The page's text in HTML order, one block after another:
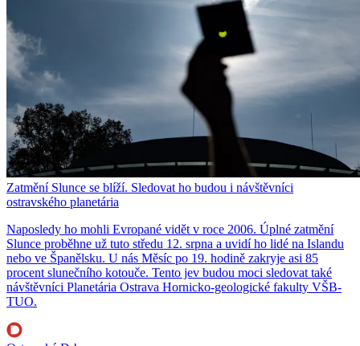
Zatmění Slunce se blíží. Sledovat ho budou i návštěvníci
ostravského planetária
Naposledy ho mohli Evropané vidět v roce 2006. Úplné zatmění
Slunce proběhne už tuto středu 12. srpna a uvidí ho lidé na Islandu
nebo ve Španělsku. U nás Měsíc po 19. hodině zakryje asi 85
procent slunečního kotouče. Tento jev budou moci sledovat také
návštěvníci Planetária Ostrava Hornicko-geologické fakulty VŠB-
TUO.